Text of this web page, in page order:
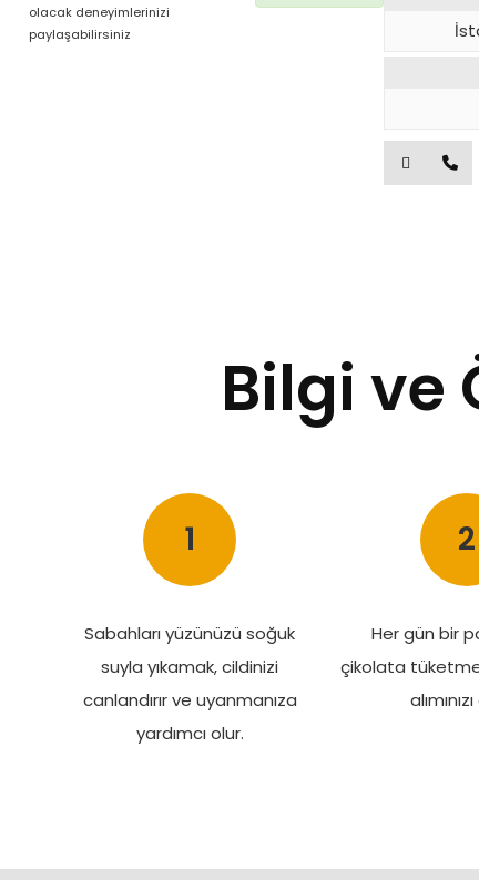
olacak deneyimlerinizi
paylaşabilirsiniz
Bilgi ve
1
Sabahları yüzünüzü soğuk
suyla yıkamak, cildinizi
canlandırır ve uyanmanıza
yardımcı olur.
2
Her gün bir
çikolata